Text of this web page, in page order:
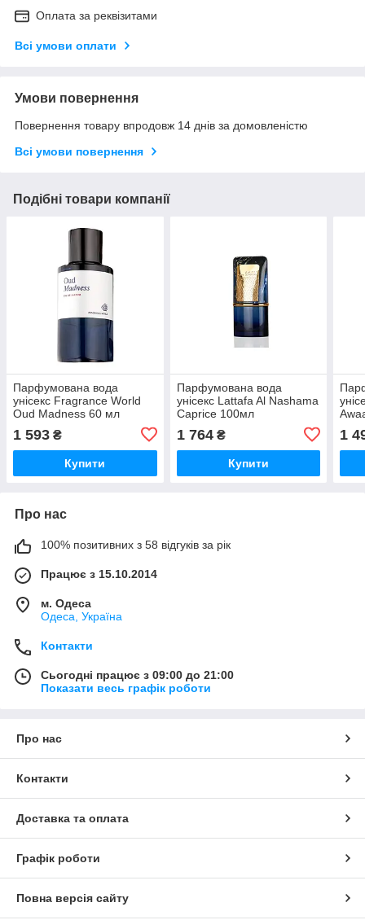
Оплата за реквізитами
Всі умови оплати
Умови повернення
Повернення товару впродовж 14 днів за домовленістю
Всі умови повернення
Подібні товари компанії
Парфумована вода
унісекс Fragrance World
Oud Madness 60 мл
1 593 ₴
Купити
Парфумована вода
унісекс Lattafa Al Nashama
Caprice 100мл
1 764₴
Купити
1
Про нас
100% позитивних з 58 відгуків за рік
Працює з 15.10.2014
м. Одеса
Одеса, Україна
Контакти
Сьогодні працює з 09:00 до 21:00
Показати весь графік роботи
Про нас
Контакти
Доставка та оплата
Графік роботи
Повна версія сайту